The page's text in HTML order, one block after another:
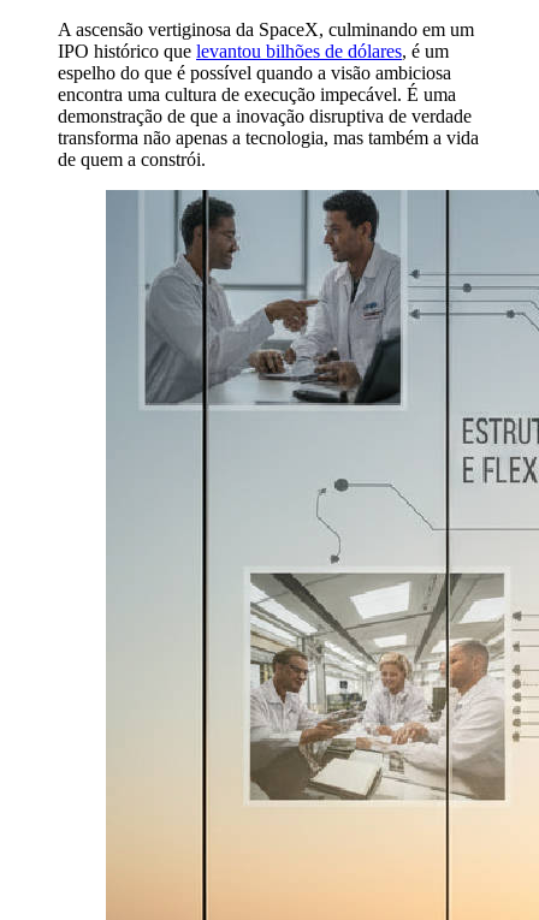
A ascensão vertiginosa da SpaceX, culminando em um
IPO histórico que levantou bilhões de dólares, é um
espelho do que é possível quando a visão ambiciosa
encontra uma cultura de execução impecável. É uma
demonstração de que a inovação disruptiva de verdade
transforma não apenas a tecnologia, mas também a vida
de quem a constrói.